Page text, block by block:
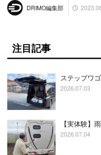
DRIMO編集部
注目記事
ステップワ
2026.07.03
【実体験】
2026.07.04